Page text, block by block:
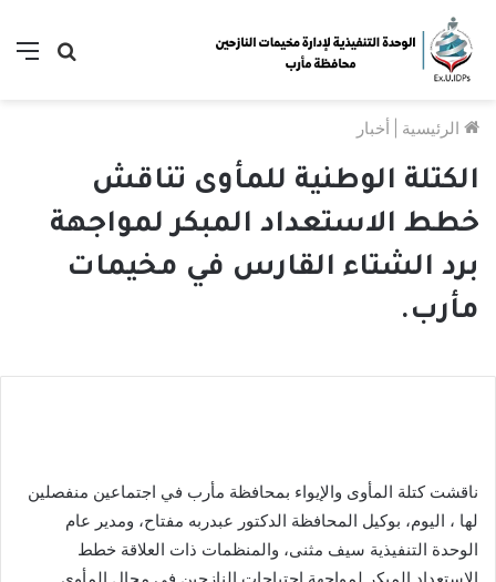
بحث
الرئيسية أخبار
الكتلة الوطنية للمأوى تناقش
خطط الاستعداد المبكر لمواجهة
برد الشتاء القارس في مخيمات
مأرب.
ناقشت كتلة المأوى والإيواء بمحافظة مأرب في اجتماعين منفصلين
لها ، اليوم، بوكيل المحافظة الدكتور عبدربه مفتاح، ومدير عام
الوحدة التنفيذية سيف مثنى، والمنظمات ذات العلاقة خطط